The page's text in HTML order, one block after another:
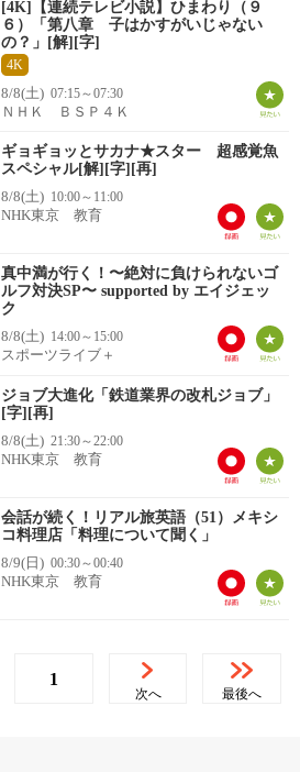
[4K]【連続テレビ小説】ひまわり（９
６）「第八章 子はかすがいじゃない
の？」[解][字]
4K
8/8(土) 07:15～07:30
ＮＨＫ ＢＳＰ４Ｋ
ギョギョッとサカナ★スター 超感覚魚
スペシャル[解][字][再]
8/8(土) 10:00～11:00
NHK東京 教育
真中満が行く！〜絶対に負けられないゴ
ルフ対決SP〜 supported by エイジェッ
ク
8/8(土) 14:00～15:00
スポーツライブ＋
ジョブ大進化「鉄道業界の改札ジョブ」
[字][再]
8/8(土) 21:30～22:00
NHK東京 教育
会話が続く！リアル旅英語（51）メキシ
コ料理店「料理について聞く」
8/9(日) 00:30～00:40
NHK東京 教育
1
次へ 最後へ